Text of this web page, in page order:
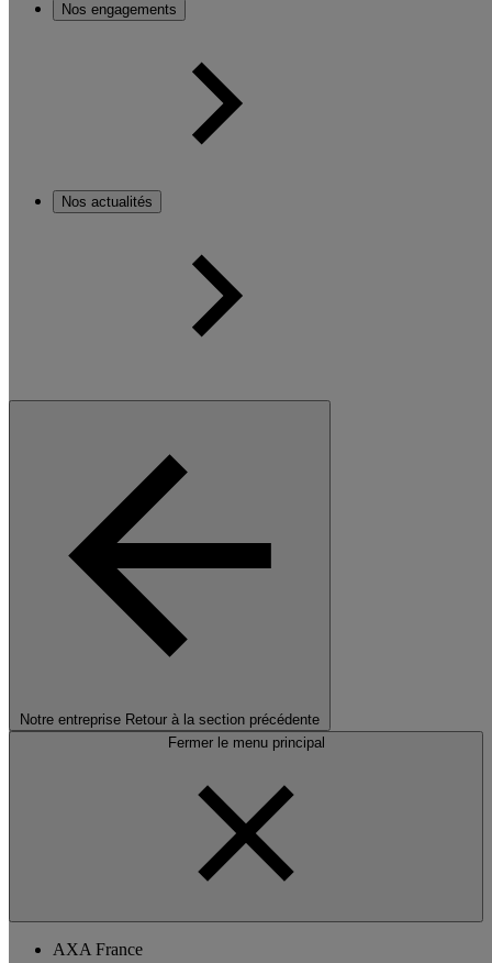
Nos engagements
Nos actualités
Notre entreprise Retour à la section précédente
Fermer le menu principal
AXA France